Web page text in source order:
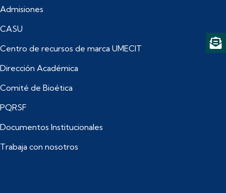
Admisiones
CASU
Centro de recursos de marca UMECIT
Dirección Académica
Comité de Bioética
PQRSF
Documentos Institucionales
Trabaja con nosotros